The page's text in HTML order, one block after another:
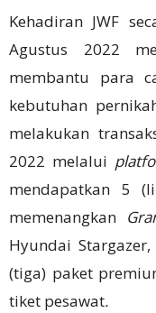
Kehadiran JWF
Agustus 2022
membantu para
kebutuhan
melakukan
2022 melalui
mendapatkan 5
memenangkan
Hyundai
(tiga) paket
tiket pesawat.